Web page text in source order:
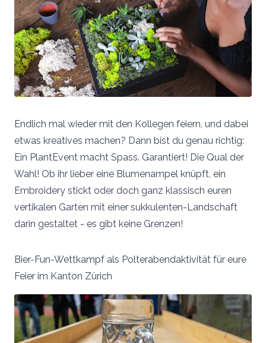
Endlich mal wieder mit den Kollegen feiern, und dabei
etwas kreatives machen? Dann bist du genau richtig:
Ein PlantEvent macht Spass. Garantiert! Die Qual der
Wahl! Ob ihr lieber eine Blumenampel knüpft, ein
Embroidery stickt oder doch ganz klassisch euren
vertikalen Garten mit einer sukkulenten-Landschaft
darin gestaltet - es gibt keine Grenzen!
Bier-Fun-Wettkampf als Polterabendaktivität für eure
Feier im Kanton Zürich